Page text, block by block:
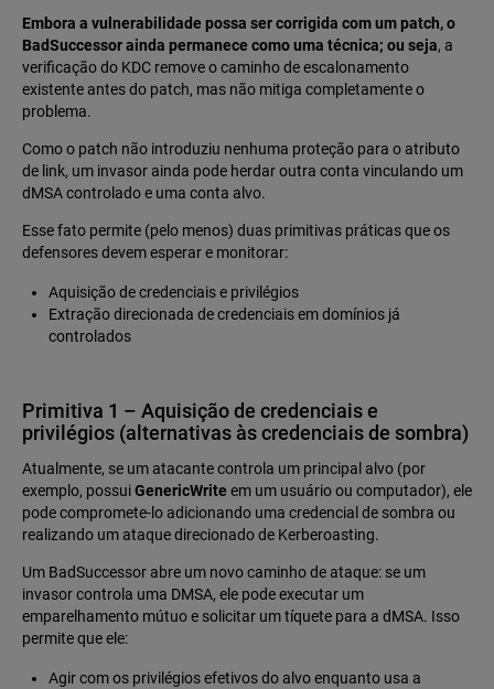
Embora a vulnerabilidade possa ser corrigida com um patch, o
BadSuccessor ainda permanece como uma técnica; ou seja, a
verificação do KDC remove o caminho de escalonamento
existente antes do patch, mas não mitiga completamente o
problema.
Como o patch não introduziu nenhuma proteção para o atributo
de link, um invasor ainda pode herdar outra conta vinculando um
dMSA controlado e uma conta alvo.
Esse fato permite (pelo menos) duas primitivas práticas que os
defensores devem esperar e monitorar:
Aquisição de credenciais e privilégios
Extração direcionada de credenciais em domínios já
controlados
Primitiva 1 – Aquisição de credenciais e
privilégios (alternativas às credenciais de sombra)
Atualmente, se um atacante controla um principal alvo (por
exemplo, possuiGenericWrite em um usuário ou computador), ele
pode compromete‑lo adicionando uma credencial de sombra ou
realizando um ataque direcionado de Kerberoasting.
Um BadSuccessor abre um novo caminho de ataque: se um
invasor controla uma DMSA, ele pode executar um
emparelhamento mútuo e solicitar um tíquete para a dMSA. Isso
permite que ele:
Agir com os privilégios efetivos do alvo enquanto usa a